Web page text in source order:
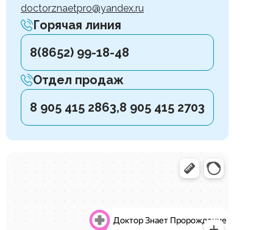
doctorznaetpro@yandex.ru
Горячая линия
8(8652) 99-18-48
Отдел продаж
8 905 415 2863,8 905 415 2703